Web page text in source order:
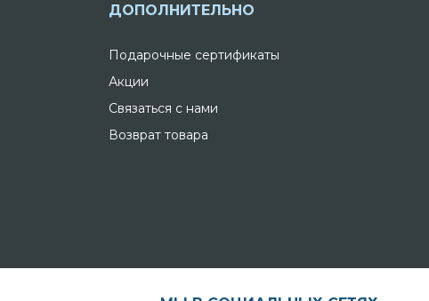
ДОПОЛНИТЕЛЬНО
Подарочные сертификаты
Акции
Связаться с нами
Возврат товара